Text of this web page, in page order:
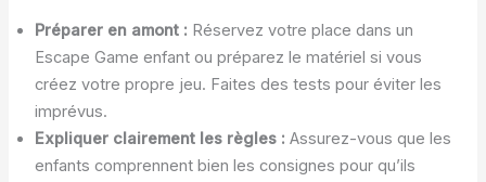
Préparer en amont : Réservez votre place dans un
Escape Game enfant ou préparez le matériel si vous
créez votre propre jeu. Faites des tests pour éviter les
imprévus.
Expliquer clairement les règles : Assurez-vous que les
enfants comprennent bien les consignes pour qu’ils